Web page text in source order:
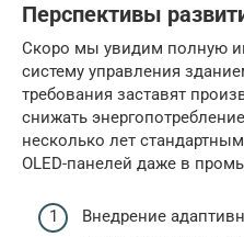
Перспективы
Скоро мы увидим полную
систему управления
требования заставят
снижать
несколько лет
OLED-панелей даже в
Внедрение